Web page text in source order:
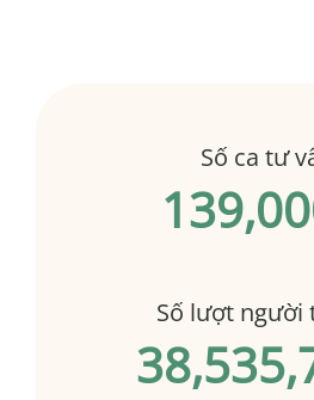
Số ca tư
Số lượt người